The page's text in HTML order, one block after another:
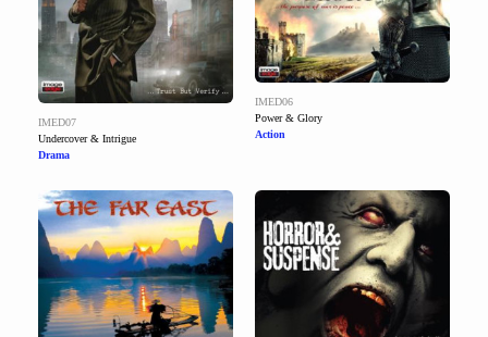
IMED07
Undercover & Intrigue
Drama
IMED06
Power & Glory
Action